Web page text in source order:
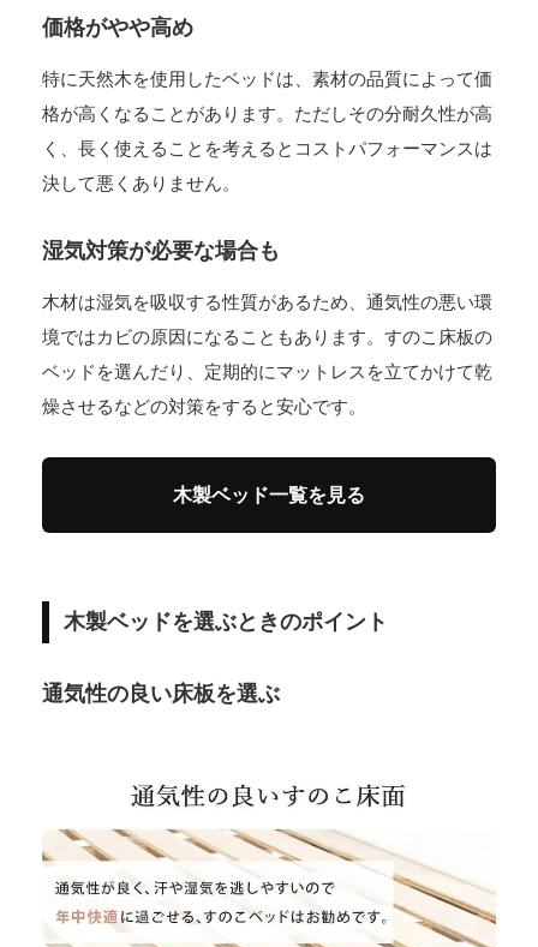
価格がやや高め
特に天然木を使用したベッドは、素材の品質によって価
格が高くなることがあります。ただしその分耐久性が高
く、長く使えることを考えるとコストパフォーマンスは
決して悪くありません。
湿気対策が必要な場合も
木材は湿気を吸収する性質があるため、通気性の悪い環
境ではカビの原因になることもあります。すのこ床板の
ベッドを選んだり、定期的にマットレスを立てかけて乾
燥させるなどの対策をすると安心です。
木製ベッド一覧を見る
木製ベッドを選ぶときのポイント
通気性の良い床板を選ぶ